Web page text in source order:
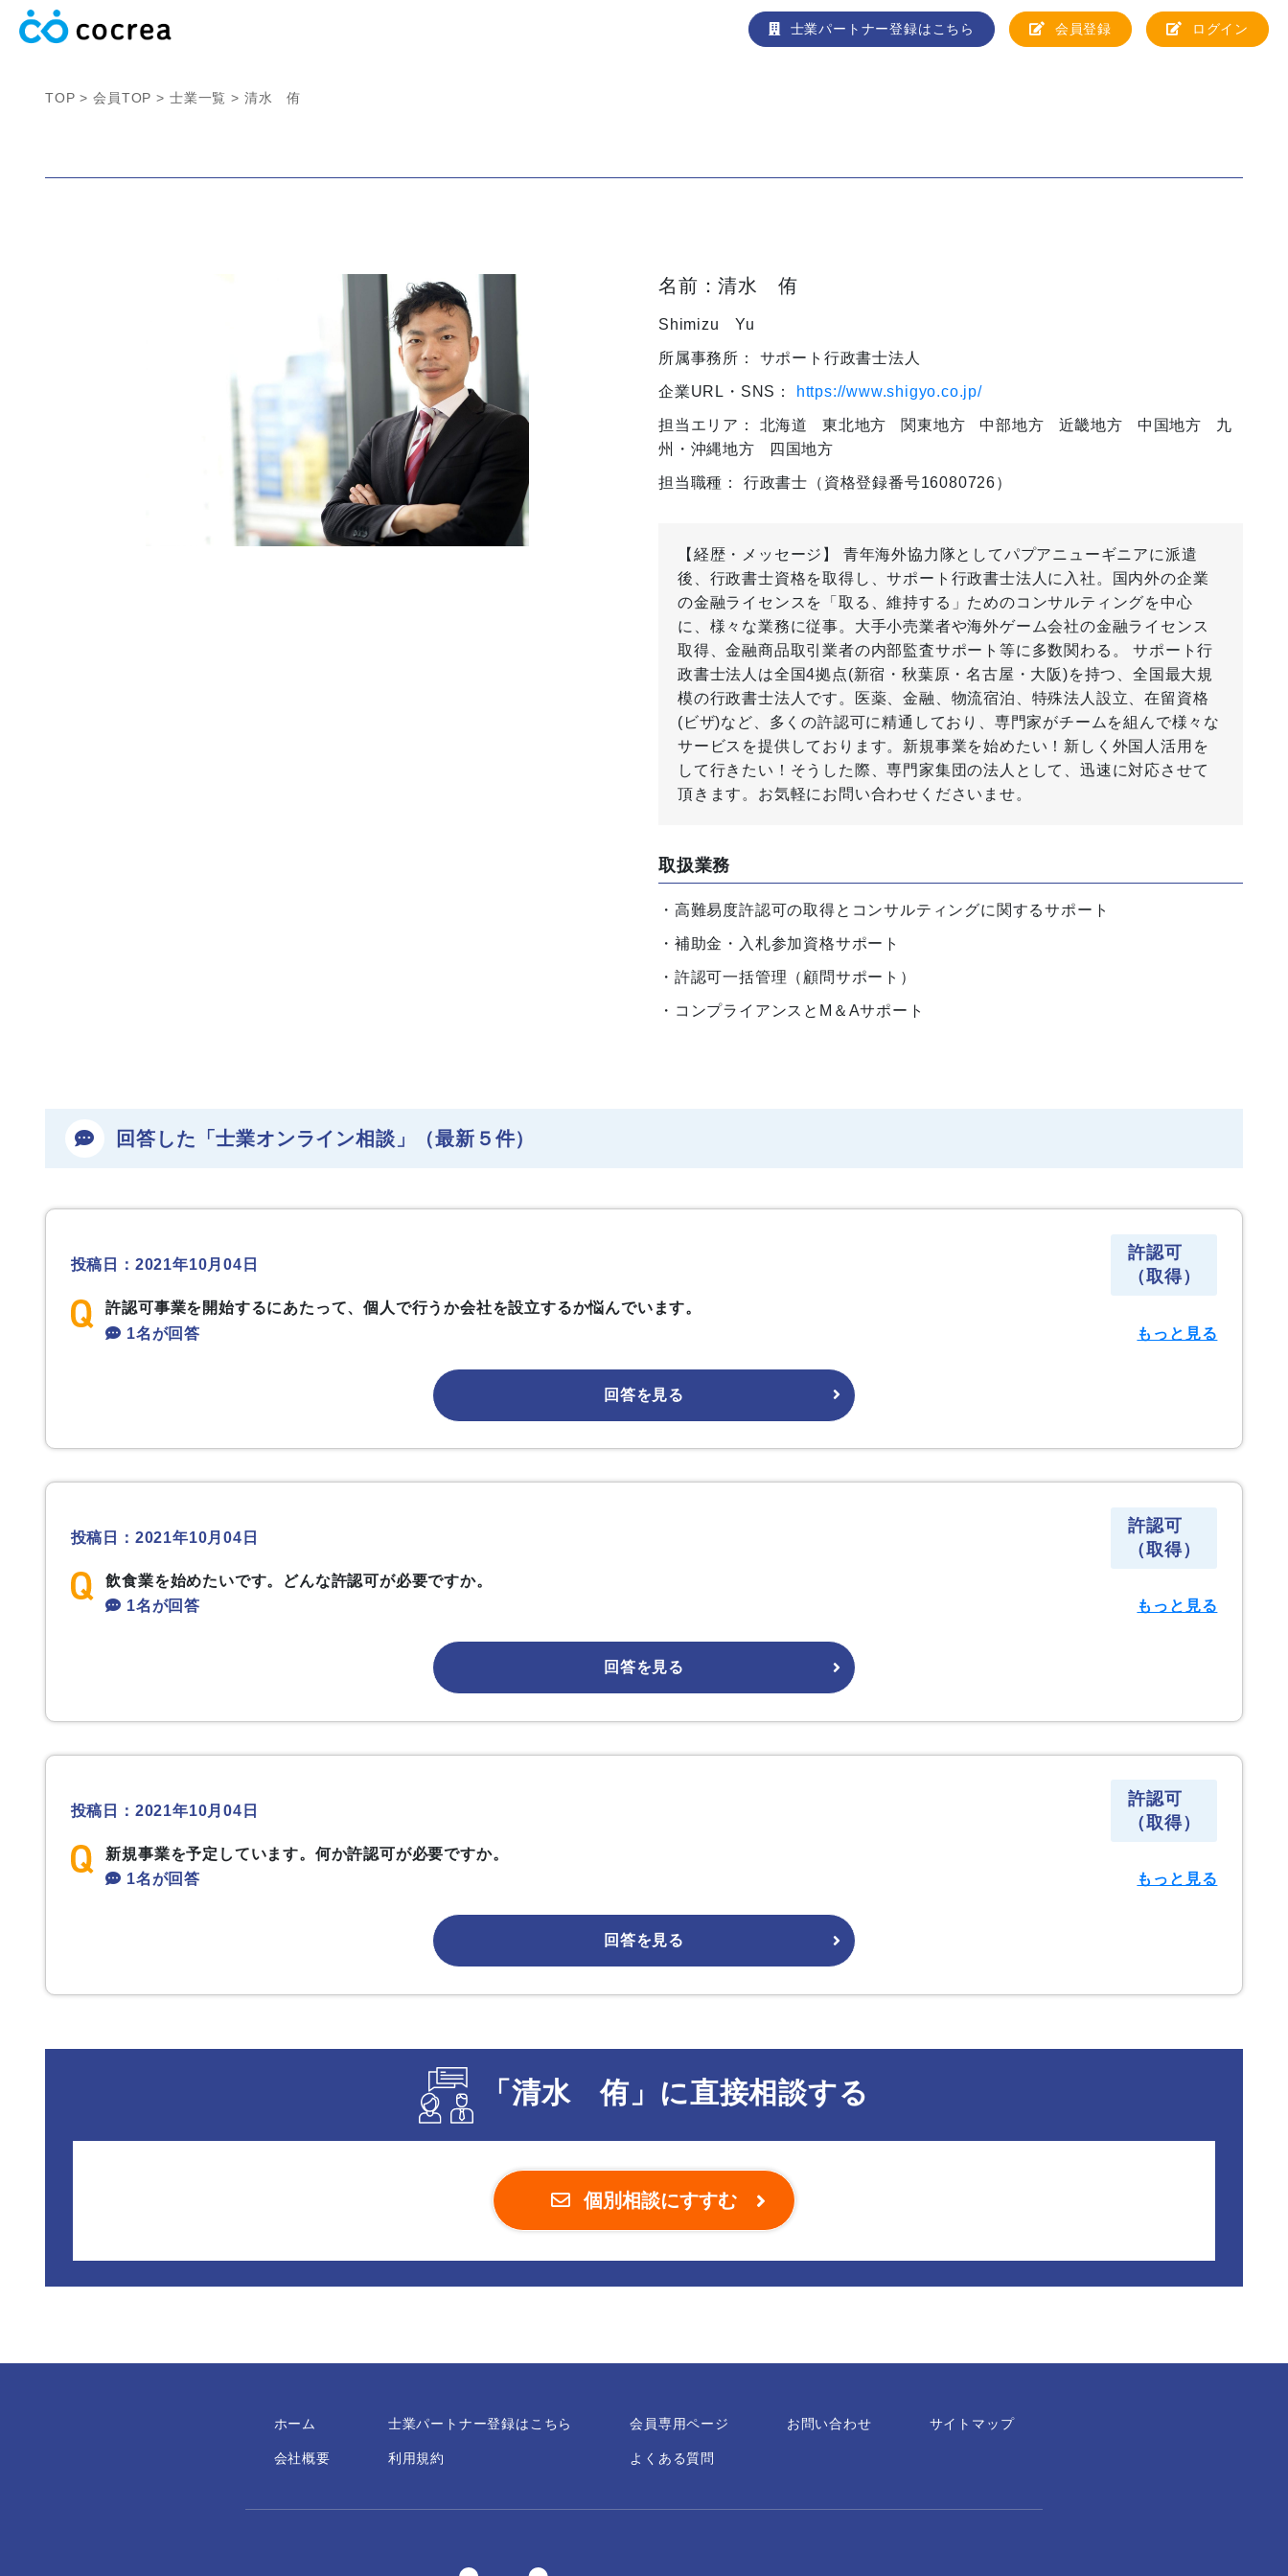
士業パートナー登録はこちら 会員登録 ログイン
TOP 会員TOP 士業一覧 清水 侑
名前：清水 侑
Shimizu Yu
所属事務所： サポート行政書士法人
企業URL・SNS： https://www.shigyo.co.jp/
担当エリア： 北海道 東北地方 関東地方 中部地方 近畿地方 中国地方
九
州・沖縄地方
四国地方
担当職種： 行政書士（資格登録番号16080726）
【経歴・メッセージ】 青年海外協力隊としてパプアニューギニアに派遣
後、行政書士資格を取得し、サポート行政書士法人に入社。国内外の企業
の金融ライセンスを「取る、維持する」ためのコンサルティングを中心
に、様々な業務に従事。大手小売業者や海外ゲーム会社の金融ライセンス
取得、金融商品取引業者の内部監査サポート等に多数関わる。 サポート行
政書士法人は全国4拠点(新宿・秋葉原・名古屋・大阪)を持つ、全国最大規
模の行政書士法人です。医薬、金融、物流宿泊、特殊法人設立、在留資格
(ビザ)など、多くの許認可に精通しており、専門家がチームを組んで様々な
サービスを提供しております。新規事業を始めたい！新しく外国人活用を
して行きたい！そうした際、専門家集団の法人として、迅速に対応させて
頂きます。お気軽にお問い合わせくださいませ。
取扱業務
高難易度許認可の取得とコンサルティングに関するサポート
補助金・入札参加資格サポート
許認可一括管理（顧問サポート）
コンプライアンスとM＆Aサポート
回答した「士業オンライン相談」（最新５件）
投稿日：2021年10月04日
許認可
（取得）
許認可事業を開始するにあたって、個人で行うか会社を設立するか悩んでいます。
1名が回答
もっと見る
回答を見る
投稿日：2021年10月04日
許認可
（取得）
飲食業を始めたいです。どんな許認可が必要ですか。
1名が回答
もっと見る
回答を見る
投稿日：2021年10月04日
許認可
（取得）
新規事業を予定しています。何か許認可が必要ですか。
1名が回答
もっと見る
回答を見る
「清水 侑」に直接相談する
個別相談にすすむ
ホーム
会社概要
士業パートナー登録はこちら
利用規約
会員専用ページ
よくある質問
お問い合わせ サイトマップ